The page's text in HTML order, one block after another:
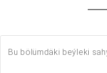
Bu bölümdäki beýleki